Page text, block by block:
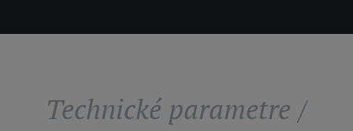
Technické parametre /